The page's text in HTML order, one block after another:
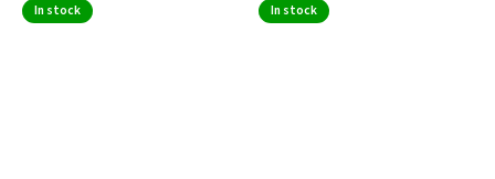
In stock In stock